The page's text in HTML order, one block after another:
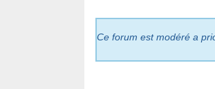
Ce forum est modéré a